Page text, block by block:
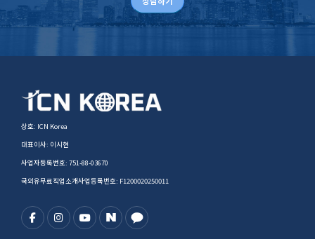
상호: ICN Korea
대표이사: 이시현
사업자등록번호: 751-88-03670
국외유무료직업소개사업등록번호: F1200020250011